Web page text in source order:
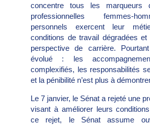
concentre tous les marqueurs
professionnelles femmes-
personnels exercent leur
conditions de travail dégradées
perspective de carrière.
évolué : les
complexifiés, les responsabilités
et la pénibilité n’est plus à
Le 7 janvier, le Sénat a rejeté une
visant à améliorer leurs
ce rejet, le Sénat assume